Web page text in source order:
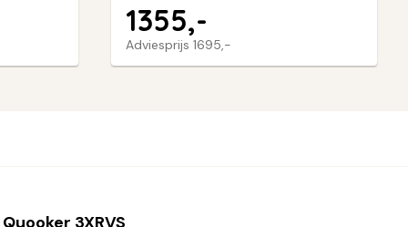
Adviesprijs 1695,-
1355,-
3XRVS